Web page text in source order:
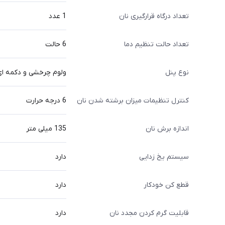
تعداد درگاه قرارگیری نان 1 عدد
تعداد حالت تنظیم دما 6 حالت
نوع پنل ولوم چرخشی و دکمه
کنترل تنظیمات میزان برشته شدن نان 6 درجه حرارت
اندازه برش نان 135 میلی متر
سیستم یخ زدایی دارد
قطع کن خودکار دارد
قابلیت گرم کردن مجدد نان دارد